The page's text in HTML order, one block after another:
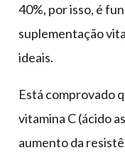
40%, por isso, é
suplementação
ideais.
Está comprovado
vitamina C (ácido
aumento da